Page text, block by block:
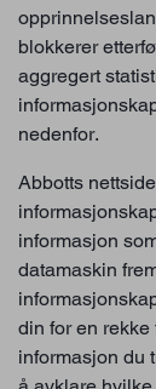
blokkerer
aggregert
nedenfor.
Abbotts
informasjon
datamaskin
din for en
informasjon du